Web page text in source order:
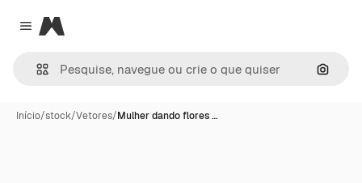
Close menu
Magnific
Início/stock/Vetores/Mulher dando flores …